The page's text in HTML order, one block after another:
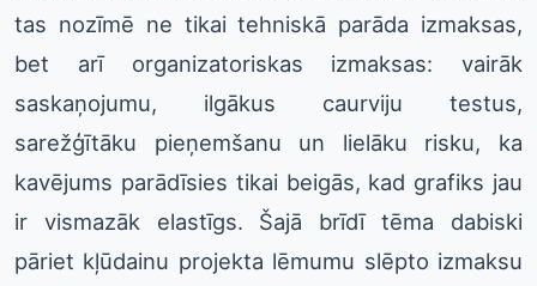
tas nozīmē ne tikai tehniskā parāda izmaksas,
bet arī organizatoriskas izmaksas: vairāk
saskaņojumu, ilgākus caurviju testus,
sarežģītāku pieņemšanu un lielāku risku, ka
kavējums parādīsies tikai beigās, kad grafiks jau
ir vismazāk elastīgs. Šajā brīdī tēma dabiski
pāriet kļūdainu projekta lēmumu slēpto izmaksu